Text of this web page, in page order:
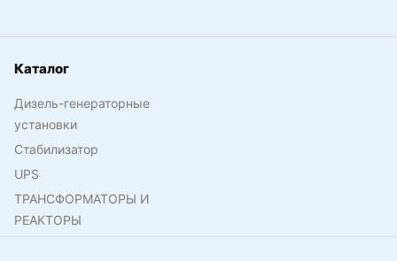
Каталог
Дизель-генераторные
установки
Стабилизатор
UPS
ТРАНСФОРМАТОРЫ И
РЕАКТОРЫ